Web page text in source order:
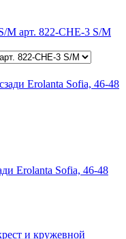
M арт. 822-CHE-3 S/M
Erolanta Sofia, 46-48